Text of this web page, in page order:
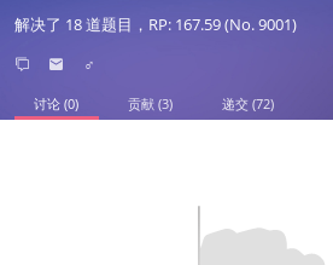
解决了 18 道题目，RP: 167.59 (No. 9001)
♂
讨论 (0) 贡献 (3) 递交 (72)